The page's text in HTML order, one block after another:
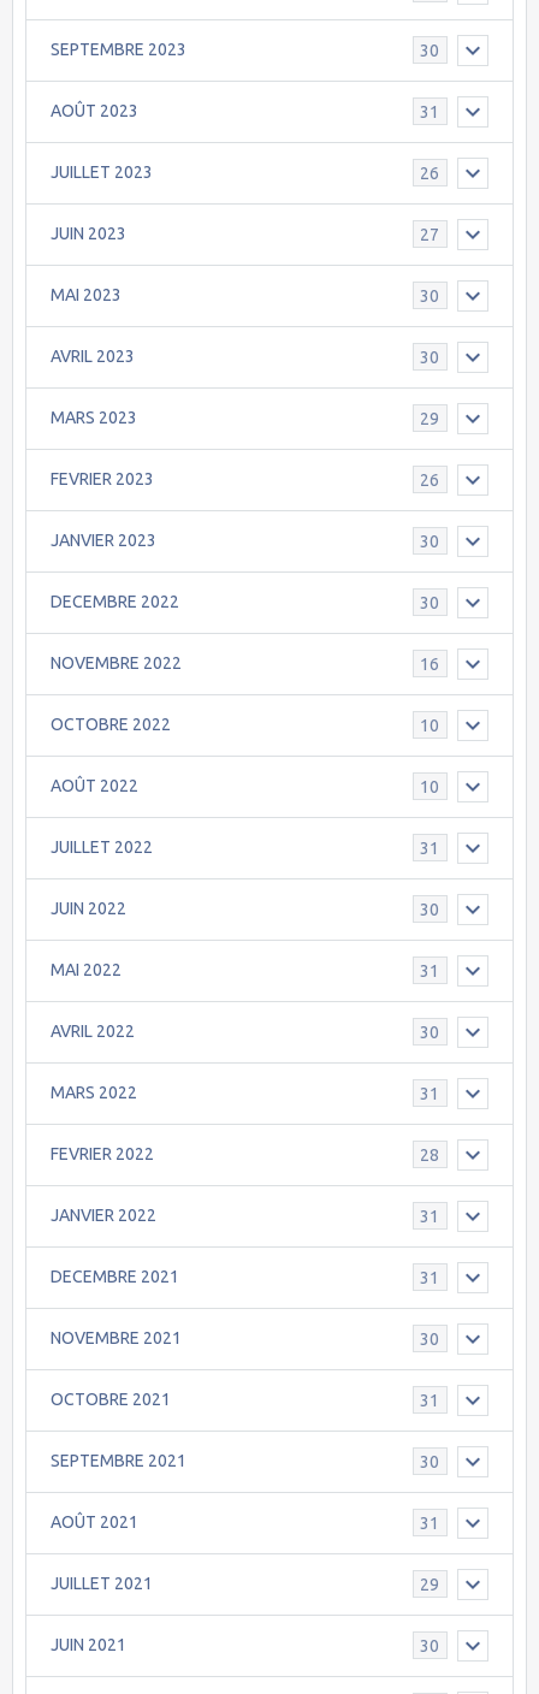
SEPTEMBRE 2023 30
AOÛT 2023 31
JUILLET 2023 26
JUIN 2023 27
MAI 2023 30
AVRIL 2023 30
MARS 2023 29
FEVRIER 2023 26
JANVIER 2023 30
DECEMBRE 2022 30
NOVEMBRE 2022 16
OCTOBRE 2022 10
AOÛT 2022 10
JUILLET 2022 31
JUIN 2022 30
MAI 2022 31
AVRIL 2022 30
MARS 2022 31
FEVRIER 2022 28
JANVIER 2022 31
DECEMBRE 2021 31
NOVEMBRE 2021 30
OCTOBRE 2021 31
SEPTEMBRE 2021 30
AOÛT 2021 31
JUILLET 2021 29
JUIN 2021 30